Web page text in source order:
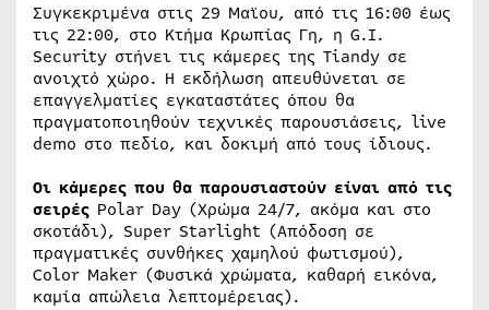
Συγκεκριμένα στις 29 Μαϊου, από τις 16:00 έως
τις 22:00, στο Κτήμα Κρωπίας Γη, η G.I.
Security στήνει τις κάμερες της Tiandy σε
ανοιχτό χώρο. Η εκδήλωση απευθύνεται σε
επαγγελματίες εγκαταστάτες όπου θα
πραγματοποιηθούν τεχνικές παρουσιάσεις, live
demo στο πεδίο, και δοκιμή από τους ίδιους.
Οι κάμερες που θα παρουσιαστούν είναι από τις
σειρές Polar Day (Χρώμα 24/7, ακόμα και στο
σκοτάδι), Super Starlight (Απόδοση σε
πραγματικές συνθήκες χαμηλού φωτισμού),
Color Maker (Φυσικά χρώματα, καθαρή εικόνα,
καμία απώλεια λεπτομέρειας).